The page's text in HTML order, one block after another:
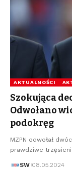
AKTUALNOŚCI
Szokująca
Odwołano
podokręg
MZPN odwołał
prawdziwe
SW 08.05.2024